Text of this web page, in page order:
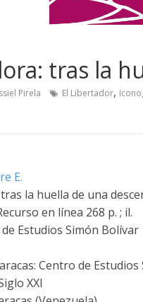
tras la
Pirela El Libertador,
E.
la huella de una
en línea 268 p. ; il.
Estudios Simón Bolívar
Centro de
XXI